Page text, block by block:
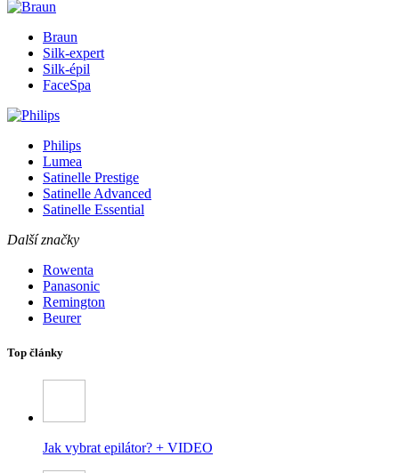
Braun
Silk-expert
Silk-épil
FaceSpa
Philips
Lumea
Satinelle Prestige
Satinelle Advanced
Satinelle Essential
Další značky
Rowenta
Panasonic
Remington
Beurer
Top články
Jak vybrat epilátor? + VIDEO